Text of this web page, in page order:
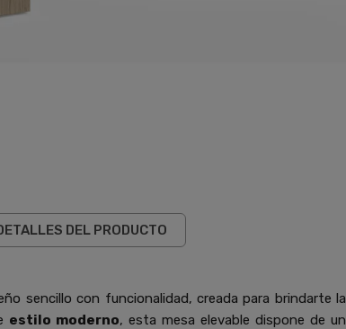
DEL PRODUCTO
sencillo con funcionalidad, creada para brindarte la
estilo moderno, esta mesa elevable dispone de un